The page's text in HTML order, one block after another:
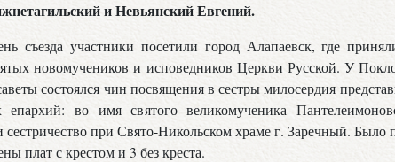
и Невьянский Евгений.
съезда участники посетили город Алапаевск, где
новомучеников и исповедников Церкви Русской. У
состоялся чин посвящения в сестры милосердия
во имя святого великомученика
при Свято-Никольском храме г. Заречный. Было
плат с крестом и 3 без креста.